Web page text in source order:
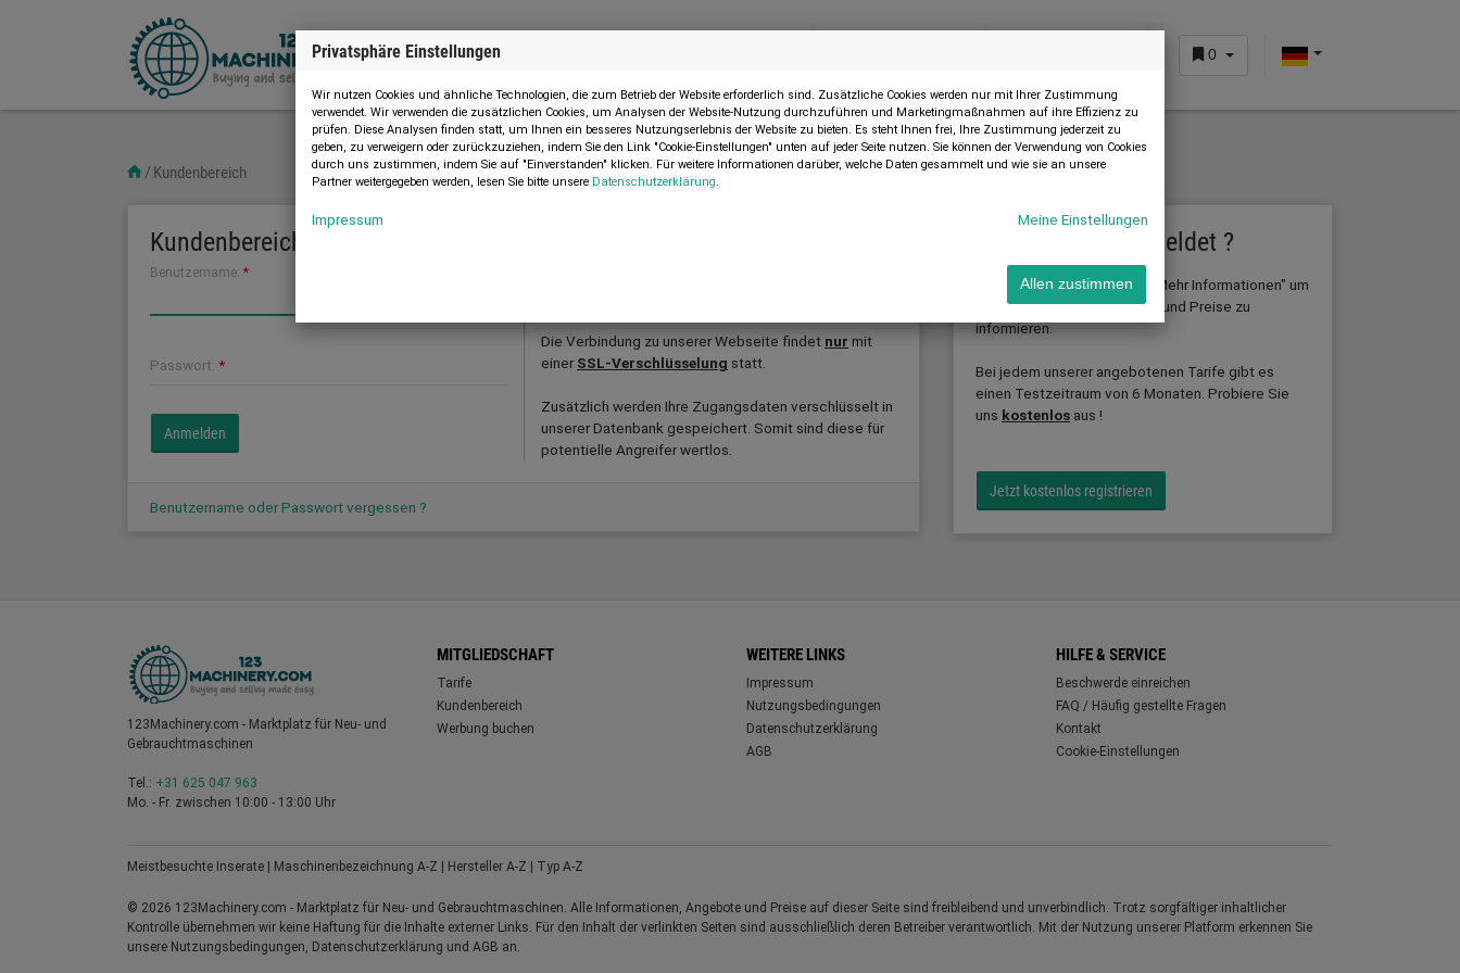
0
Kundenbereich
Kundenbereich
Benutzername: *
Passwort: *
Die Verbindung zu unserer Webseite findet nur mit
einerSSL-Verschlüsselung statt.
Zusätzlich werden Ihre Zugangsdaten verschlüsselt in
unserer Datenbank gespeichert. Somit sind diese für
potentielle Angreifer wertlos.
Benutzername oder Passwort vergessen ?
Noch nicht angemeldet ?
Klicken Sie auf den Button "Mehr Informationen" um
sich über unsere Leistungen und Preise zu
informieren.
Bei jedem unserer angebotenen Tarife gibt es
einen Testzeitraum von 6 Monaten. Probiere Sie
uns kostenlos aus !
Jetzt kostenlos registrieren
123Machinery.com - Marktplatz für Neu- und
Gebrauchtmaschinen
Tel.: +31 625 047 963
Mo. - Fr. zwischen 10:00 - 13:00 Uhr
MITGLIEDSCHAFT
Tarife
Kundenbereich
Werbung buchen
WEITERE LINKS
Impressum
Nutzungsbedingungen
Datenschutzerklärung
AGB
HILFE & SERVICE
Beschwerde einreichen
FAQ / Häufig gestellte Fragen
Kontakt
Cookie-Einstellungen
Meistbesuchte Inserate Maschinenbezeichnung A-Z Hersteller A-Z Typ A-Z
© 2026 123Machinery.com - Marktplatz für Neu- und Gebrauchtmaschinen. Alle Informationen, Angebote und Preise auf dieser Seite sind freibleibend und unverbindlich. Trotz sorgfältiger inhaltlicher
Kontrolle übernehmen wir keine Haftung für die Inhalte externer Links. Für den Inhalt der verlinkten Seiten sind ausschließlich deren Betreiber verantwortlich. Mit der Nutzung unserer Platform erkennen Sie
unsere Nutzungsbedingungen, Datenschutzerklärung und AGB an.
Privatsphäre Einstellungen
Wir nutzen Cookies und ähnliche Technologien, die zum Betrieb der Website erforderlich sind. Zusätzliche Cookies werden nur mit Ihrer Zustimmung
verwendet. Wir verwenden die zusätzlichen Cookies, um Analysen der Website-Nutzung durchzuführen und Marketingmaßnahmen auf ihre Effizienz zu
prüfen. Diese Analysen finden statt, um Ihnen ein besseres Nutzungserlebnis der Website zu bieten. Es steht Ihnen frei, Ihre Zustimmung jederzeit zu
geben, zu verweigern oder zurückzuziehen, indem Sie den Link "Cookie-Einstellungen" unten auf jeder Seite nutzen. Sie können der Verwendung von Cookies
durch uns zustimmen, indem Sie auf "Einverstanden" klicken. Für weitere Informationen darüber, welche Daten gesammelt und wie sie an unsere
Partner weitergegeben werden, lesen Sie bitte unsere Datenschutzerklärung.
Impressum Meine Einstellungen
Allen zustimmen